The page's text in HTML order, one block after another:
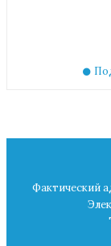
Фактический